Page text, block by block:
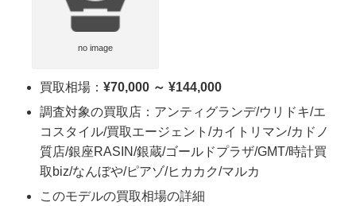
no image
買取相場： ¥70,000 ～ ¥144,000
調査対象の買取店：アンティグランデ/ウリドキ/エ
コスタイル/買取エージェント/カイトリマン/カドノ
質店/銀座RASIN/銀蔵/ゴールドプラザ/GMT/時計買
取biz/なんぼや/ピアゾ/ヒカカク/マルカ
このモデルの買取相場の詳細